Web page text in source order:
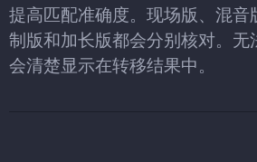
提高匹配准确度。现场版、混音
制版和加长版都会分别核对。无
会清楚显示在转移结果中。